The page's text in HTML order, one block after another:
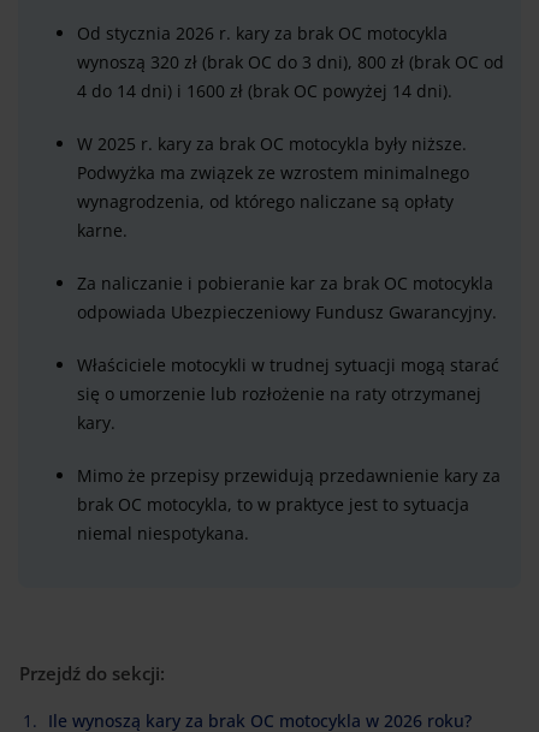
Od stycznia 2026 r. kary za brak OC motocykla
wynoszą 320 zł (brak OC do 3 dni), 800 zł (brak OC od
4 do 14 dni) i 1600 zł (brak OC powyżej 14 dni).
W 2025 r. kary za brak OC motocykla były niższe.
Podwyżka ma związek ze wzrostem minimalnego
wynagrodzenia, od którego naliczane są opłaty
karne.
Za naliczanie i pobieranie kar za brak OC motocykla
odpowiada Ubezpieczeniowy Fundusz Gwarancyjny.
Właściciele motocykli w trudnej sytuacji mogą starać
się o umorzenie lub rozłożenie na raty otrzymanej
kary.
Mimo że przepisy przewidują przedawnienie kary za
brak OC motocykla, to w praktyce jest to sytuacja
niemal niespotykana.
Przejdź do sekcji:
Ile wynoszą kary za brak OC motocykla w 2026 roku?